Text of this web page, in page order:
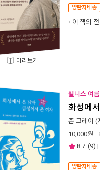
미리보기
양탄자배송
이 책의
웰니스 여
화성에
존 그레이 (
10,000원
8.7 (9) |
양탄자배송